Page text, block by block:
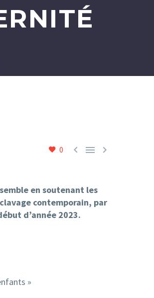
0   
en soutenant les
contemporain, par
d’année 2023.
»